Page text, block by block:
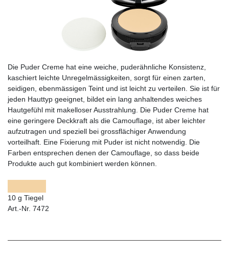
Die Puder Creme hat eine weiche, puderähnliche Konsistenz,
kaschiert leichte Unregelmässigkeiten, sorgt für einen zarten,
seidigen, ebenmässigen Teint und ist leicht zu verteilen. Sie ist für
jeden Hauttyp geeignet, bildet ein lang anhaltendes weiches
Hautgefühl mit makelloser Ausstrahlung. Die Puder Creme hat
eine geringere Deckkraft als die Camouflage, ist aber leichter
aufzutragen und speziell bei grossflächiger Anwendung
vorteilhaft. Eine Fixierung mit Puder ist nicht notwendig. Die
Farben entsprechen denen der Camouflage, so dass beide
Produkte auch gut kombiniert werden können.
10 g Tiegel
Art.-Nr. 7472